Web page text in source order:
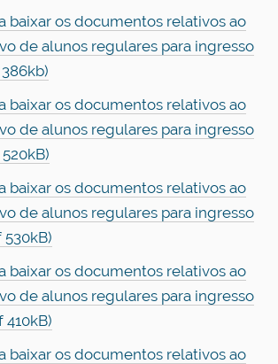
baixar os documentos relativos ao
de alunos regulares para ingresso
baixar os documentos relativos ao
de alunos regulares para ingresso
baixar os documentos relativos ao
de alunos regulares para ingresso
530kB)
baixar os documentos relativos ao
de alunos regulares para ingresso
410kB)
baixar os documentos relativos ao